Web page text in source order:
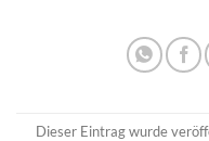
Dieser Eintrag wurde